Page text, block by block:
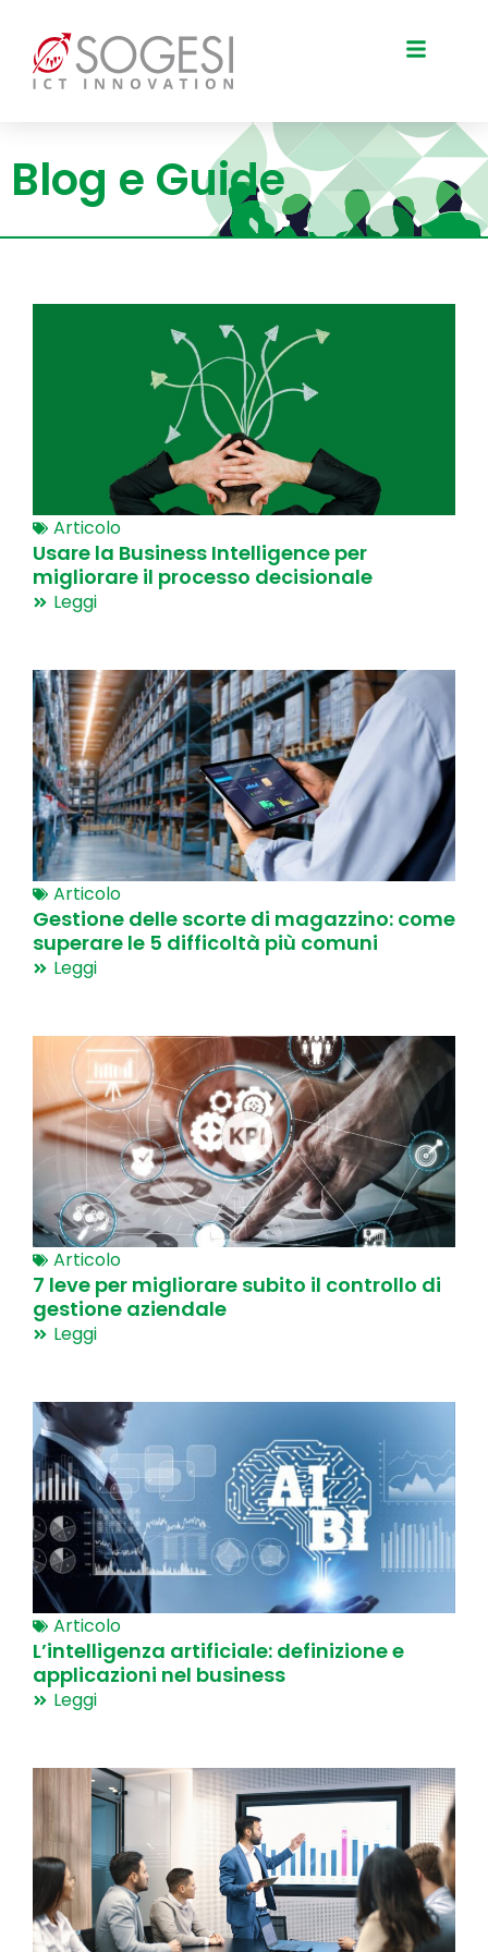
Blog e Guide
Articolo
Usare la Business Intelligence per
migliorare il processo decisionale
Leggi
Articolo
Gestione delle scorte di magazzino: come
superare le 5 difficoltà più comuni
Leggi
Articolo
7 leve per migliorare subito il controllo di
gestione aziendale
Leggi
Articolo
L’intelligenza artificiale: definizione e
applicazioni nel business
Leggi